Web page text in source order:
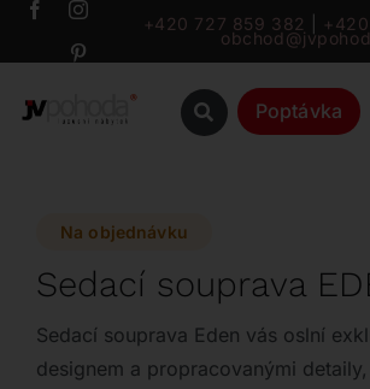
Přeskočit
+420 727 859 382
Poptávka
Katalog
Na objednávku
Sedací souprava
Sedací souprava Eden vás oslní
designem a propracovanými